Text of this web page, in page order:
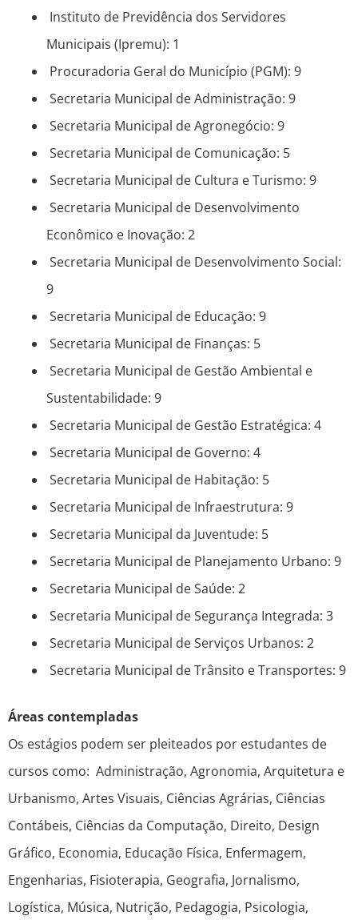
Instituto de Previdência dos Servidores
Municipais (Ipremu): 1
Procuradoria Geral do Município (PGM): 9
Secretaria Municipal de Administração: 9
Secretaria Municipal de Agronegócio: 9
Secretaria Municipal de Comunicação: 5
Secretaria Municipal de Cultura e Turismo: 9
Secretaria Municipal de Desenvolvimento
Econômico e Inovação: 2
Secretaria Municipal de Desenvolvimento Social:
9
Secretaria Municipal de Educação: 9
Secretaria Municipal de Finanças: 5
Secretaria Municipal de Gestão Ambiental e
Sustentabilidade: 9
Secretaria Municipal de Gestão Estratégica: 4
Secretaria Municipal de Governo: 4
Secretaria Municipal de Habitação: 5
Secretaria Municipal de Infraestrutura: 9
Secretaria Municipal da Juventude: 5
Secretaria Municipal de Planejamento Urbano: 9
Secretaria Municipal de Saúde: 2
Secretaria Municipal de Segurança Integrada: 3
Secretaria Municipal de Serviços Urbanos: 2
Secretaria Municipal de Trânsito e Transportes: 9
Áreas contempladas
Os estágios podem ser pleiteados por estudantes de
cursos como: Administração, Agronomia, Arquitetura e
Urbanismo, Artes Visuais, Ciências Agrárias, Ciências
Contábeis, Ciências da Computação, Direito, Design
Gráfico, Economia, Educação Física, Enfermagem,
Engenharias, Fisioterapia, Geografia, Jornalismo,
Logística, Música, Nutrição, Pedagogia, Psicologia,